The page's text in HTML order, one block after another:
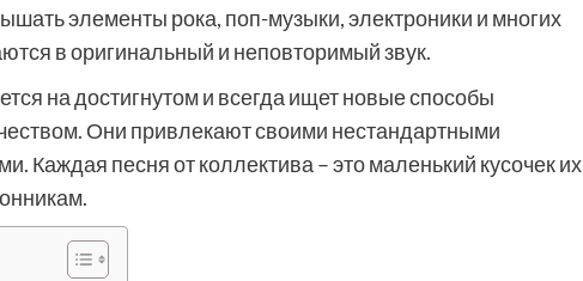
элементы рока, поп-музыки, электроники и многих
в оригинальный и неповторимый звук.
на достигнутом и всегда ищет новые способы
Они привлекают своими нестандартными
Каждая песня от коллектива – это маленький кусочек их